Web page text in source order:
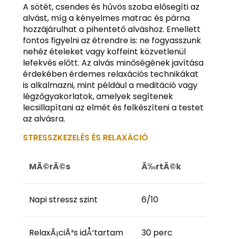
A sötét, csendes és hűvös szoba elősegíti az
alvást, míg a kényelmes matrac és párna
hozzájárulhat a pihentető alváshoz. Emellett
fontos figyelni az étrendre is: ne fogyasszunk
nehéz ételeket vagy koffeint közvetlenül
lefekvés előtt. Az alvás minőségének javítása
érdekében érdemes relaxációs technikákat
is alkalmazni, mint például a meditáció vagy
légzőgyakorlatok, amelyek segítenek
lecsillapítani az elmét és felkészíteni a testet
az alvásra.
STRESSZKEZELÉS ÉS RELAXÁCIÓ
MÃ©rÃ©s Ã‰rtÃ©k
Napi stressz szint 6/10
RelaxÃ¡ciÃ³s idÅ‘tartam 30 perc